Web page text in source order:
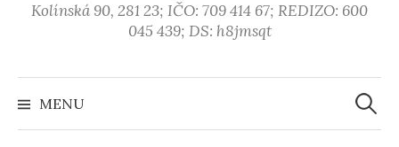
Kolínská 90, 281 23; IČO: 709 414 67; REDIZO: 600
045 439; DS: h8jmsqt
MENU V